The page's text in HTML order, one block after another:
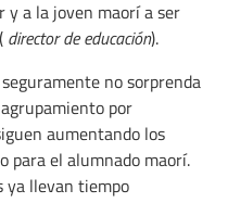
a la joven maorí a ser
director de educación).
no sorprenda
por
aumentando los
para el alumnado maorí.
ya llevan tiempo